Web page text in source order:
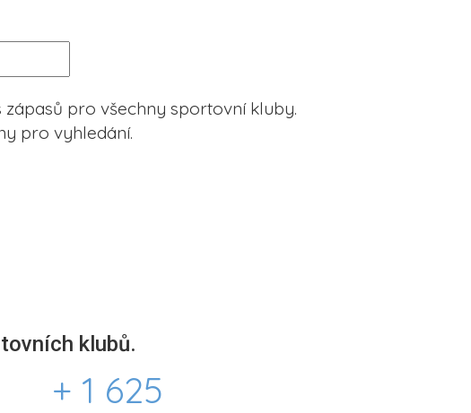
pro všechny sportovní kluby.
pro vyhledání.
klubů.
+ 1 625